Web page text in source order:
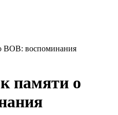
ВОВ: воспоминания
памяти о